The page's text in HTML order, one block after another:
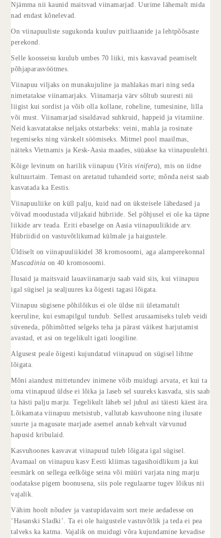
Njämma nii kaunid maitsvad viinamarjad. Uurime lähemalt mida
nad endast kõnelevad.
On viinapuuliste sugukonda kuuluv puitliaanide ja lehtpõõsaste
perekond.
Selle koosseisu kuulub umbes 70 liiki, mis kasvavad peamiselt
põhjaparasvöötmes.
Viinapuu viljaks on munakujuline ja mahlakas mari ning seda
nimetatakse viinamarjaks. Viinamarja värv sõltub suuresti nii
liigist kui sordist ja võib olla kollane, roheline, tumesinine, lilla
või must. Viinamarjad sisaldavad suhkruid, happeid ja vitamiine.
Neid kasvatatakse neljaks otstarbeks: veini, mahla ja rosinate
tegemiseks ning värskelt söömiseks. Mitmel pool maailmas,
näiteks Vietnamis ja Kesk-Aasia maades, süüakse ka viinapuulehti.
Kõige levinum on harilik viinapuu (Vitis vinifera), mis on iidne
kultuurtaim. Temast on aretatud tuhandeid sorte; mõnda neist saab
kasvatada ka Eestis.
Viinapuuliike on küll palju, kuid nad on üksteisele lähedased ja
võivad moodustada viljakaid hübriide. Sel põhjusel ei ole ka täpne
liikide arv teada. Eriti ebaselge on Aasia viinapuuliikide arv.
Hübriidid on vastuvõtlikumad külmale ja haigustele.
Üldiselt on viinapuuliikidel 38 kromosoomi, aga alamperekonnal
Muscadinia on 40 kromosoomi.
Ilusaid ja maitsvaid lauaviinamarju saab vaid siis, kui viinapuu
igal sügisel ja sealjuures ka õigesti tagasi lõigata.
Viinapuu sügisene põhilõikus ei ole üldse nii ületamatult
keeruline, kui esmapilgul tundub. Sellest arusaamiseks tuleb veidi
süveneda, põhimõtted selgeks teha ja pärast väikest harjutamist
avastad, et asi on tegelikult igati loogiline.
Algusest peale õigesti kujundatud viinapuud on sügisel lihtne
lõigata.
Mõni aiandust mittetundev inimene võib muidugi arvata, et kui ta
oma viinapuud üldse ei lõika ja laseb sel suureks kasvada, siis saab
ta hästi palju marju. Tegelikult läheb sel juhul asi täiesti käest ära.
Lõikamata viinapuu metsistub, vallutab kasvuhoone ning ilusate
suurte ja magusate marjade asemel annab kehvalt värvunud
hapusid kribulaid.
Kasvuhoones kasvavat viinapuud tuleb lõigata igal sügisel.
Avamaal on viinapuu kasv Eesti kliimas tagasihoidlikum ja kui
eesmärk on sellega eelkõige seina või müüri varjata ning marju
oodatakse pigem boonusena, siis pole regulaarne tugev lõikus nii
vajalik.
Vähim hoolt nõudev ja vastupidavaim sort meie aedadesse on
’Hasanski Sladki’. Ta ei ole haigustele vastuvõtlik ja teda ei pea
talveks ka katma. Vajalik on muidugi võra kujundamine kevadise